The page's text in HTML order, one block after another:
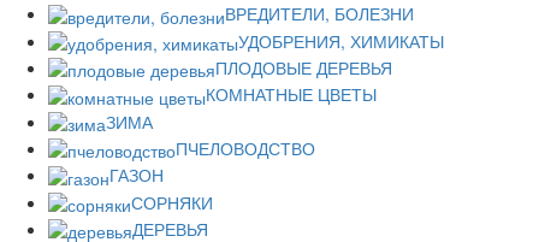
ВРЕДИТЕЛИ, БОЛЕЗНИ
УДОБРЕНИЯ, ХИМИКАТЫ
ПЛОДОВЫЕ ДЕРЕВЬЯ
КОМНАТНЫЕ ЦВЕТЫ
ЗИМА
ПЧЕЛОВОДСТВО
ГАЗОН
СОРНЯКИ
ДЕРЕВЬЯ